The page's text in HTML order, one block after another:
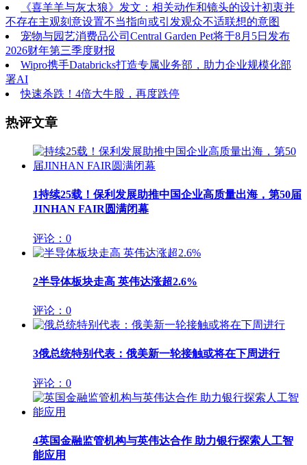
《喜羊羊与灰太狼》发文：相关动作和镜头的设计初衷并
不存在主观刻意设置不当指向或引发观众不适联想的意图
宠物与园艺消费品公司Central Garden Pet将于8月5日发布
2026财年第三季度财报
Wipro携手Databricks打造专属业务部，助力企业规模化部
署AI
快速杀跌！4倍大牛股，再度跌停
热评文章
1持续25载！保利发展助推中国企业高质量出海，第50届
JINHAN FAIR圆满闭幕
评论：0
2半导体板块走高 英伟达涨超2.6%
评论：0
3俄总统特别代表：俄美新一轮接触或将在下周进行
评论：0
4英国金融监管机构与英伟达合作 助力银行探索人工智
能应用